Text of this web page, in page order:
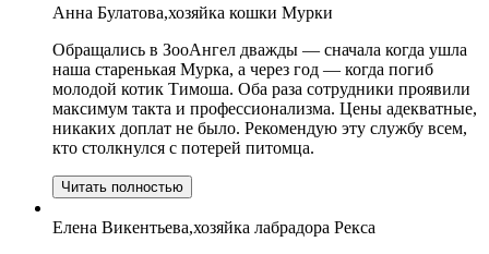
Анна Булатова,хозяйка кошки Мурки
Обращались в ЗооАнгел дважды — сначала когда ушла
наша старенькая Мурка, а через год — когда погиб
молодой котик Тимоша. Оба раза сотрудники проявили
максимум такта и профессионализма. Цены адекватные,
никаких доплат не было. Рекомендую эту службу всем,
кто столкнулся с потерей питомца.
Читать полностью
Елена Викентьева,хозяйка лабрадора Рекса